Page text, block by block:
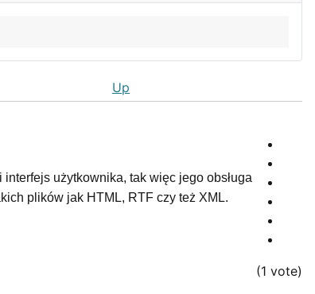
Up
(1 vote)
użytkownika, tak więc jego obsługa
plików jak HTML, RTF czy też XML.